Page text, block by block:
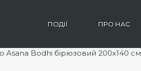
ПОДІЇ ПРО НАС
Asana Bodhi бірюзовий 200х140 см